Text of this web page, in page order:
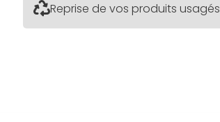
Reprise de vos produits usagés